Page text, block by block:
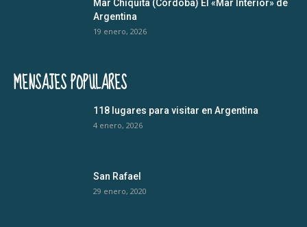
Mar Chiquita (Córdoba) El «Mar Interior» de
Argentina
19 enero, 2026
MENSAJES POPULARES
118 lugares para visitar en Argentina
4 enero, 2026
San Rafael
29 enero, 2020